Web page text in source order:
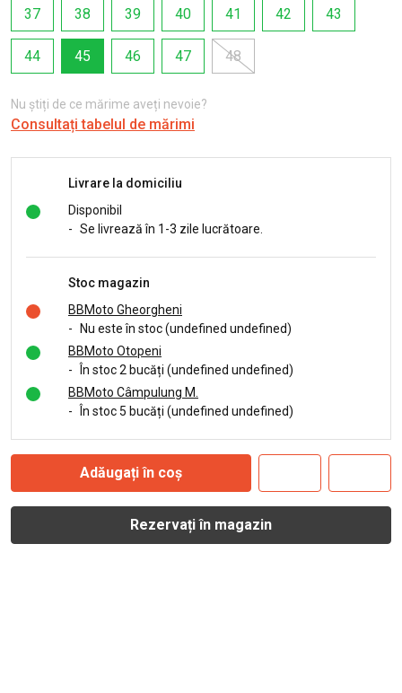
37
38 39 40 41 42 43
44 45 46 47 48
Nu știți de ce mărime aveți nevoie?
Consultați tabelul de mărimi
Livrare la domiciliu
Disponibil
- Se livrează în 1-3 zile lucrătoare.
Stoc magazin
BBMoto Gheorgheni
-
Nu este în stoc (undefined undefined)
BBMoto Otopeni
-
În stoc 2 bucăți (undefined undefined)
BBMoto Câmpulung M.
-
În stoc 5 bucăți (undefined undefined)
Adăugați în coș
Rezervați în magazin